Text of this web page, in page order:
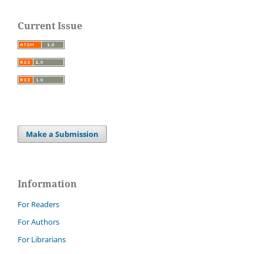
Current Issue
Make a Submission
Information
For Readers
For Authors
For Librarians